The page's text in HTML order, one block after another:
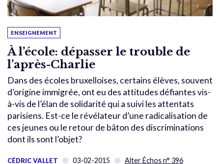
ENSEIGNEMENT
À l’école: dépasser le trouble de
l’après-Charlie
Dans des écoles bruxelloises, certains élèves, souvent
d’origine immigrée, ont eu des attitudes défiantes vis-
à-vis de l’élan de solidarité qui a suivi les attentats
parisiens. Est-ce le révélateur d’une radicalisation de
ces jeunes ou le retour de bâton des discriminations
dont ils sont l’objet?
CÉDRIC VALLET 03-02-2015 Alter Échos n° 396